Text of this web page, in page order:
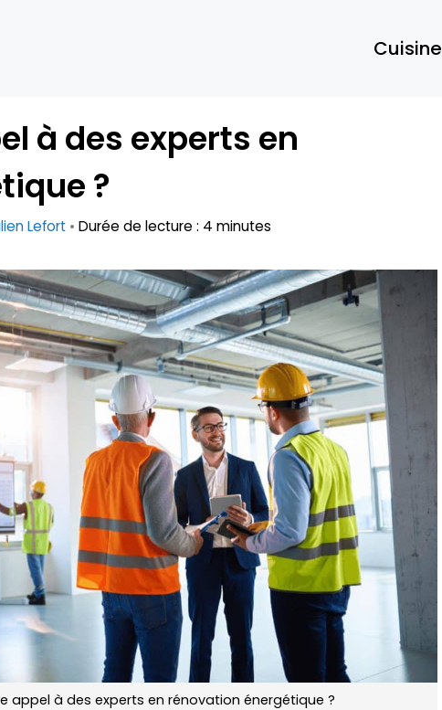
Cuisine
à des experts en
?
Lefort • Durée de lecture : 4 minutes
appel à des experts en rénovation énergétique ?